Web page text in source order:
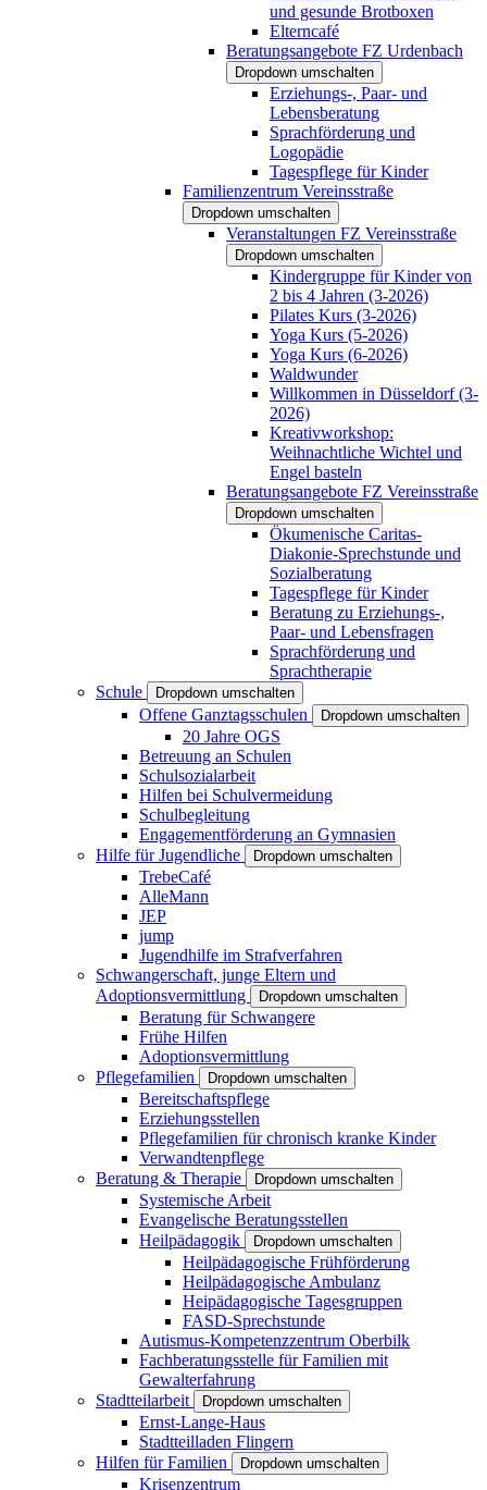
und gesunde Brotboxen
Elterncafé
Beratungsangebote FZ Urdenbach
Dropdown umschalten
Erziehungs-, Paar- und
Lebensberatung
Sprachförderung und
Logopädie
Tagespflege für Kinder
Familienzentrum Vereinsstraße
Dropdown umschalten
Veranstaltungen FZ Vereinsstraße
Dropdown umschalten
Kindergruppe für Kinder von
2 bis 4 Jahren (3-2026)
Pilates Kurs (3-2026)
Yoga Kurs (5-2026)
Yoga Kurs (6-2026)
Waldwunder
Willkommen in Düsseldorf (3-
2026)
Kreativworkshop:
Weihnachtliche Wichtel und
Engel basteln
Beratungsangebote FZ Vereinsstraße
Dropdown umschalten
Ökumenische Caritas-
Diakonie-Sprechstunde und
Sozialberatung
Tagespflege für Kinder
Beratung zu Erziehungs-,
Paar- und Lebensfragen
Sprachförderung und
Sprachtherapie
Schule
Dropdown umschalten
Offene Ganztagsschulen Dropdown umschalten
20 Jahre OGS
Betreuung an Schulen
Schulsozialarbeit
Hilfen bei Schulvermeidung
Schulbegleitung
Engagementförderung an Gymnasien
Hilfe für Jugendliche
Dropdown umschalten
TrebeCafé
AlleMann
JEP
jump
Jugendhilfe im Strafverfahren
Schwangerschaft, junge Eltern und
Adoptionsvermittlung
Dropdown umschalten
Beratung für Schwangere
Frühe Hilfen
Adoptionsvermittlung
Pflegefamilien
Dropdown umschalten
Bereitschaftspflege
Erziehungsstellen
Pflegefamilien für chronisch kranke Kinder
Verwandtenpflege
Beratung & Therapie
Dropdown umschalten
Systemische Arbeit
Evangelische Beratungsstellen
Heilpädagogik
Dropdown umschalten
Heilpädagogische Frühförderung
Heilpädagogische Ambulanz
Heipädagogische Tagesgruppen
FASD-Sprechstunde
Autismus-Kompetenzzentrum Oberbilk
Fachberatungsstelle für Familien mit
Gewalterfahrung
Stadtteilarbeit
Dropdown umschalten
Ernst-Lange-Haus
Stadtteilladen Flingern
Hilfen für Familien
Dropdown umschalten
Krisenzentrum